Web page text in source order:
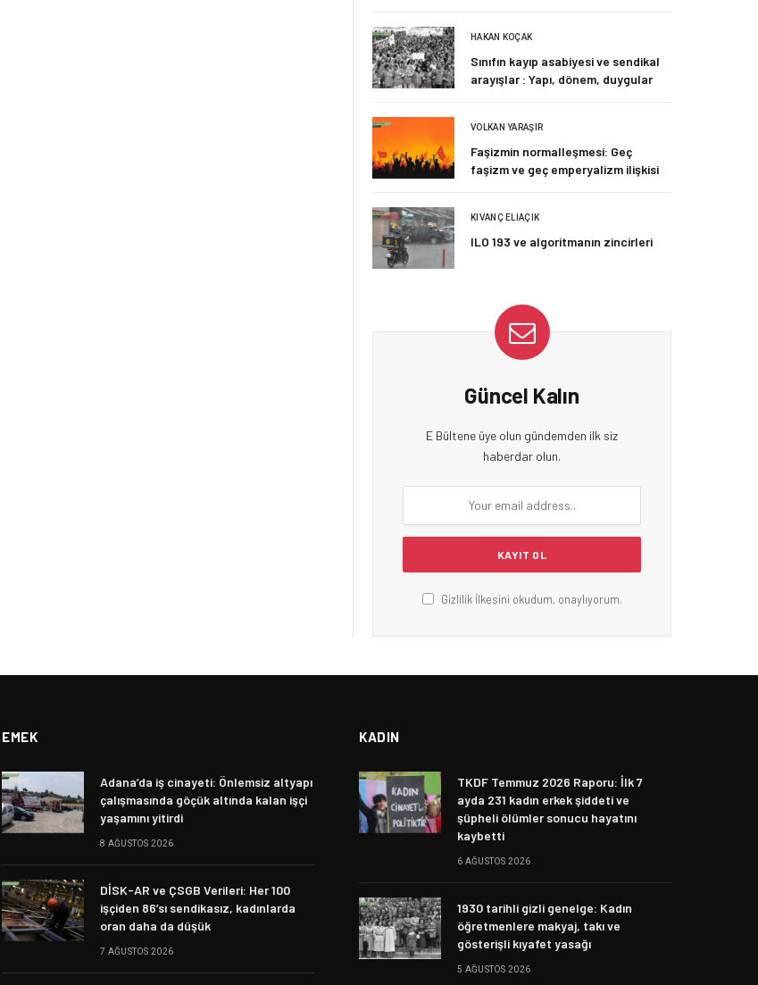
HAKAN KOÇAK
Sınıfın kayıp asabiyesi ve sendikal
arayışlar : Yapı, dönem, duygular
VOLKAN YARAŞIR
Faşizmin normalleşmesi: Geç
faşizm ve geç emperyalizm ilişkisi
KIVANÇ ELIAÇIK
ILO 193 ve algoritmanın zincirleri
Güncel Kalın
E Bültene üye olun gündemden ilk siz
haberdar olun.
Gizlilik İlkesini okudum, onaylıyorum.
EMEK
Adana’da iş cinayeti: Önlemsiz altyapı
çalışmasında göçük altında kalan işçi
yaşamını yitirdi
8 AĞUSTOS 2026
DİSK-AR ve ÇSGB Verileri: Her 100
işçiden 86’sı sendikasız, kadınlarda
oran daha da düşük
7 AĞUSTOS 2026
KADIN
TKDF Temmuz 2026 Raporu: İlk 7
ayda 231 kadın erkek şiddeti ve
şüpheli ölümler sonucu hayatını
kaybetti
6 AĞUSTOS 2026
1930 tarihli gizli genelge: Kadın
öğretmenlere makyaj, takı ve
gösterişli kıyafet yasağı
5 AĞUSTOS 2026